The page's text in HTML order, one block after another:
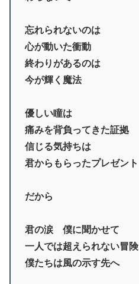
忘れられないのは
心が動いた衝動
終わりがあるのは
今が輝く魔法
優しい瞳は
痛みを背負ってきた証拠
信じる気持ちは
君からもらったプレゼント
だから
君の涙 僕に聞かせて
一人では超えられない冒険
僕たちは風の示す先へ